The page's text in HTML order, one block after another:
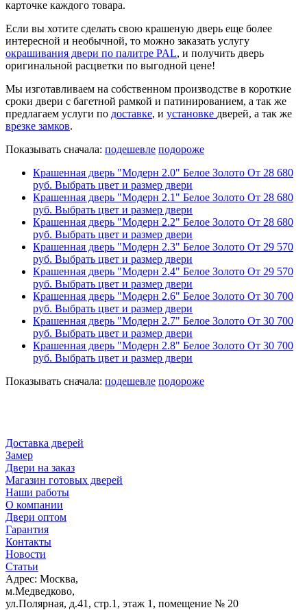
карточке каждого товара.
Если вы хотите сделать свою крашеную дверь еще более
интересной и необычной, то можно заказать услугу
окрашивания двери по палитре PAL, и получить дверь
оригинальной расцветки по выгодной цене!
Мы изготавливаем на собственном производстве в короткие
сроки двери с багетной рамкой и патинированием, а так же
предлагаем услуги по доставке, и установке дверей, а так же
врезке замков.
Показывать сначала: подешевле подороже
Крашенная дверь "Модерн 2.0" Белое Золото От 28 680
руб. Выбрать цвет и размер двери
Крашенная дверь "Модерн 2.1" Белое Золото От 28 680
руб. Выбрать цвет и размер двери
Крашенная дверь "Модерн 2.2" Белое Золото От 28 680
руб. Выбрать цвет и размер двери
Крашенная дверь "Модерн 2.3" Белое Золото От 29 570
руб. Выбрать цвет и размер двери
Крашенная дверь "Модерн 2.4" Белое Золото От 29 570
руб. Выбрать цвет и размер двери
Крашенная дверь "Модерн 2.6" Белое Золото От 30 700
руб. Выбрать цвет и размер двери
Крашенная дверь "Модерн 2.7" Белое Золото От 30 700
руб. Выбрать цвет и размер двери
Крашенная дверь "Модерн 2.8" Белое Золото От 30 700
руб. Выбрать цвет и размер двери
Показывать сначала: подешевле подороже
Доставка дверей
Замер
Двери на заказ
Магазин готовых дверей
Наши работы
О компании
Двери оптом
Гарантия
Контакты
Новости
Статьи
Адрес: Москва,
м.Медведково,
ул.Полярная, д.41, стр.1, этаж 1, помещение № 20